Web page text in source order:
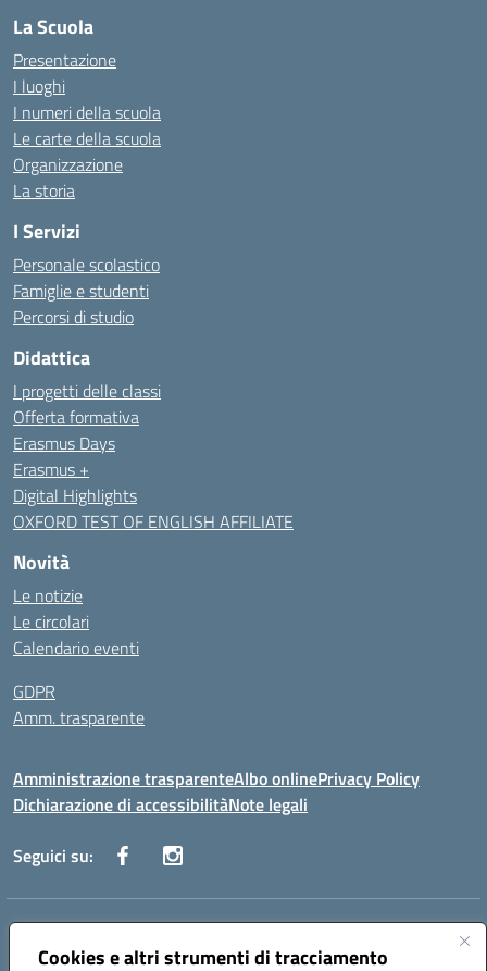
Cookies e altri strumenti di tracciamento
La Scuola
Presentazione
I luoghi
I numeri della scuola
Le carte della scuola
Organizzazione
La storia
I Servizi
Personale scolastico
Famiglie e studenti
Percorsi di studio
Didattica
I progetti delle classi
Offerta formativa
Erasmus Days
Erasmus +
Digital Highlights
OXFORD TEST OF ENGLISH AFFILIATE
Novità
Le notizie
Le circolari
Calendario eventi
GDPR
Amm. trasparente
Amministrazione trasparenteAlbo onlinePrivacy Policy
Dichiarazione di accessibilitàNote legali
Seguici su:
Indirizzo:
Centralino:+39 080 2446680 Email:baic882008@istruzione.it